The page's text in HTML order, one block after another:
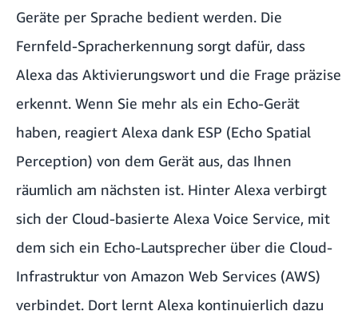
Geräte per Sprache bedient werden. Die
Fernfeld-Spracherkennung sorgt dafür, dass
Alexa das Aktivierungswort und die Frage präzise
erkennt. Wenn Sie mehr als ein Echo-Gerät
haben, reagiert Alexa dank ESP (Echo Spatial
Perception) von dem Gerät aus, das Ihnen
räumlich am nächsten ist. Hinter Alexa verbirgt
sich der Cloud-basierte Alexa Voice Service, mit
dem sich ein Echo-Lautsprecher über die Cloud-
Infrastruktur von Amazon Web Services (AWS)
verbindet. Dort lernt Alexa kontinuierlich dazu